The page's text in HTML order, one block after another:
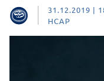
31.12.2019 |
HCAP